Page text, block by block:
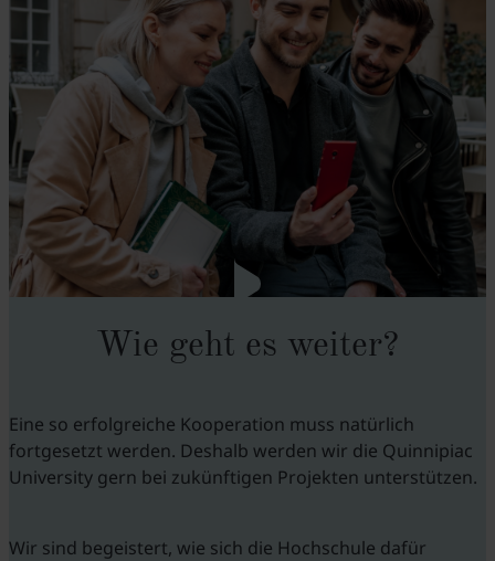
Wie geht es weiter?
Eine so erfolgreiche Kooperation muss natürlich
fortgesetzt werden. Deshalb werden wir die Quinnipiac
University gern bei zukünftigen Projekten unterstützen.
Wir sind begeistert, wie sich die Hochschule dafür